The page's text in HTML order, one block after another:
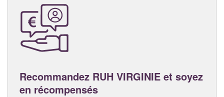
Recommandez RUH VIRGINIE et soyez
en récompensés